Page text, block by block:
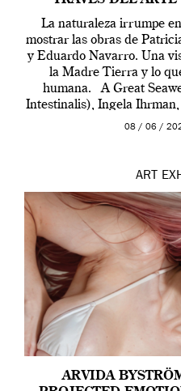
La naturaleza irrumpe
mostrar las obras de
y Eduardo Navarro. Una
la Madre Tierra y lo
humana. A Great
Intestinalis), Ingela
Madrid y la
08 / 06 /
ART
ARVIDA